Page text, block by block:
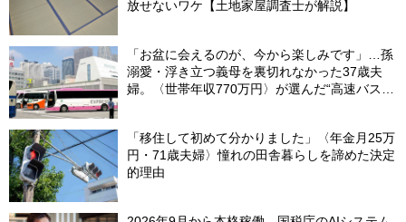
放せないワケ【土地家屋調査士が解説】
「お盆に会えるのが、今から楽しみです」…孫
溺愛・浮き立つ義母を裏切れなかった37歳夫
婦。〈世帯年収770万円〉が選んだ“高速バス帰
「移住して初めて分かりました」〈年金月25万
円・71歳夫婦〉憧れの田舎暮らしを諦めた決定
的理由